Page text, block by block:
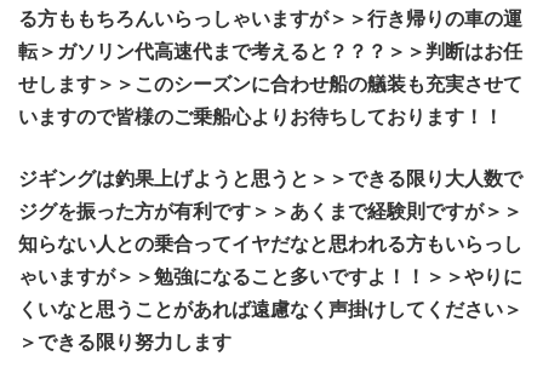
る方ももちろんいらっしゃいますが＞＞行き帰りの車の運
転＞ガソリン代高速代まで考えると？？？＞＞判断はお任
せします＞＞このシーズンに合わせ船の艤装も充実させて
いますので皆様のご乗船心よりお待ちしております！！
ジギングは釣果上げようと思うと＞＞できる限り大人数で
ジグを振った方が有利です＞＞あくまで経験則ですが＞＞
知らない人との乗合ってイヤだなと思われる方もいらっし
ゃいますが＞＞勉強になること多いですよ！！＞＞やりに
くいなと思うことがあれば遠慮なく声掛けしてください＞
＞できる限り努力します